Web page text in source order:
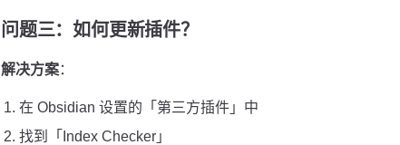
问题三：如何更新插件？
解决方案：
在 Obsidian 设置的「第三方插件」中
找到「Index Checker」